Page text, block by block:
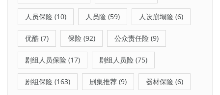
人员保险 (10) 人员险 (59) 人设崩塌险 (6)
优酷 (7) 保险 (92) 公众责任险 (9)
剧组人员保险 (17) 剧组人员险 (75)
剧组保险 (163) 剧集推荐 (9) 器材保险 (6)